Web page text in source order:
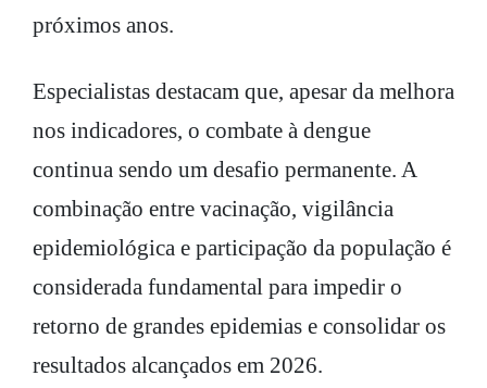
próximos anos.
Especialistas destacam que, apesar da melhora
nos indicadores, o combate à dengue
continua sendo um desafio permanente. A
combinação entre vacinação, vigilância
epidemiológica e participação da população é
considerada fundamental para impedir o
retorno de grandes epidemias e consolidar os
resultados alcançados em 2026.